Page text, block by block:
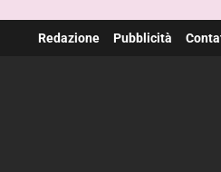
Redazione Pubblicità